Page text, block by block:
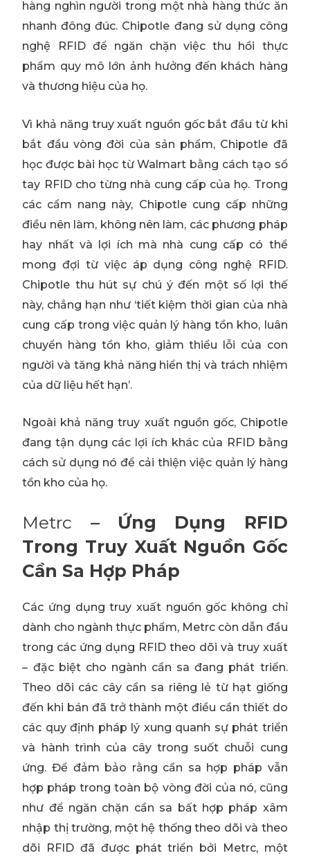
hàng nghìn người trong một nhà hàng thức ăn
nhanh đông đúc. Chipotle đang sử dụng công
nghệ RFID để ngăn chặn việc thu hồi thực
phẩm quy mô lớn ảnh hưởng đến khách hàng
và thương hiệu của họ.
Vì khả năng truy xuất nguồn gốc bắt đầu từ khi
bắt đầu vòng đời của sản phẩm, Chipotle đã
học được bài học từ Walmart bằng cách tạo sổ
tay RFID cho từng nhà cung cấp của họ. Trong
các cẩm nang này, Chipotle cung cấp những
điều nên làm, không nên làm, các phương pháp
hay nhất và lợi ích mà nhà cung cấp có thể
mong đợi từ việc áp dụng công nghệ RFID.
Chipotle thu hút sự chú ý đến một số lợi thế
này, chẳng hạn như ‘tiết kiệm thời gian của nhà
cung cấp trong việc quản lý hàng tồn kho, luân
chuyển hàng tồn kho, giảm thiểu lỗi của con
người và tăng khả năng hiển thị và trách nhiệm
của dữ liệu hết hạn’.
Ngoài khả năng truy xuất nguồn gốc, Chipotle
đang tận dụng các lợi ích khác của RFID bằng
cách sử dụng nó để cải thiện việc quản lý hàng
tồn kho của họ.
Metrc – Ứng Dụng RFID
Trong Truy Xuất Nguồn Gốc
Cần Sa Hợp Pháp
Các ứng dụng truy xuất nguồn gốc không chỉ
dành cho ngành thực phẩm, Metrc còn dẫn đầu
trong các ứng dụng RFID theo dõi và truy xuất
– đặc biệt cho ngành cần sa đang phát triển.
Theo dõi các cây cần sa riêng lẻ từ hạt giống
đến khi bán đã trở thành một điều cần thiết do
các quy định pháp lý xung quanh sự phát triển
và hành trình của cây trong suốt chuỗi cung
ứng. Để đảm bảo rằng cần sa hợp pháp vẫn
hợp pháp trong toàn bộ vòng đời của nó, cũng
như để ngăn chặn cần sa bất hợp pháp xâm
nhập thị trường, một hệ thống theo dõi và theo
dõi RFID đã được phát triển bởi Metrc, một